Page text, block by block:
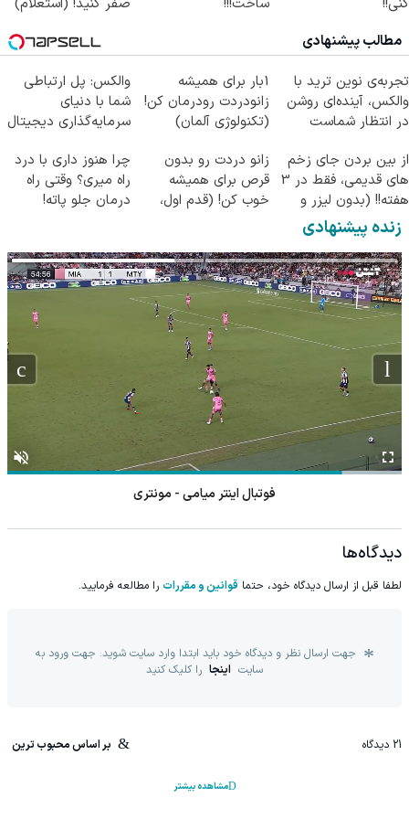
مطالب پیشنهادی
تجربه‌ی نوین ترید با
والکس، آینده‌ای روشن
در انتظار شماست
1بار برای همیشه
زانودردت رودرمان کن!
(تکنولوژی آلمان)
والکس: پل ارتباطی
شما با دنیای
سرمایه‌گذاری دیجیتال
از بین بردن جای زخم
های قدیمی، فقط در 3
هفته!! (بدون لیزر و
جراحی)
زانو دردت رو بدون
قرص برای همیشه
خوب کن! (قدم اول،
چرا هنوز داری با درد
راه میری؟ وقتی راه
درمان جلو پاته!
زنده پیشنهادی
فوتبال اینتر میامی - مونتری
دیدگاه‌ها
لطفا قبل از ارسال دیدگاه خود، حتما قوانین و مقررات را مطالعه فرمایید.
جهت ارسال نظر و دیدگاه خود باید ابتدا وارد سایت شوید. جهت ورود به
سایت اینجا را کلیک کنید
21 دیدگاه بر اساس محبوب ترین
مشاهده بیشتر